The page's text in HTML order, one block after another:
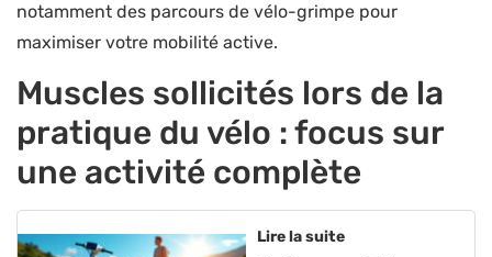
notamment des parcours de vélo-grimpe pour
maximiser votre mobilité active.
Muscles sollicités lors de la
pratique du vélo : focus sur
une activité complète
Lire la suite